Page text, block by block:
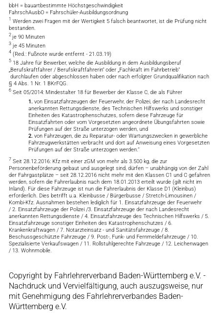
bbH = bauartbestimmte Höchstgeschwindigkeit
FahrschAusbO = Fahrschüler-Ausbildungsordnung
1 Werden zwei Fragen mit der Wertigkeit 5 falsch beantwortet, ist die Prüfung nicht
bestanden.
2 je 90 Minuten
3je 45 Minuten
4(Red.: Fußnote wurde entfernt - 21.03.19)
518 Jahre für Bewerber, welche die Ausbildung in dem Ausbildungsberuf
„Berufskraftfahrer / Berufskraftfahrerin“ oder „Fachkraft im Fahrbetrieb“
durchlaufen oder abgeschlossen haben oder nach erfolgter Grundqualifikation nach
§ 4 Abs. 1 Nr. 1 BKrFQG.
6Seit 05/2014: Mindestalter 18 für Bewerber der Klasse C, die als Führer
1.von Einsatzfahrzeugen der Feuerwehr, der Polizei, der nach Landesrecht
anerkannten Rettungsdienste, des Technischen Hilfswerks und sonstiger
Einheiten des Katastrophenschutzes, sofern diese Fahrzeuge für
Einsatzfahrten oder vom Vorgesetzten angeordnete Übungsfahrten sowie
Prüfungen auf der Straße unterzogen werden, und
2.von Fahrzeugen, die zu Reparatur- oder Wartungszwecken in gewerbliche
Fahrzeugwerkstätten verbracht und dort auf Anweisung eines Vorgesetzten
Prüfungen auf der Straße unterzogen werden.“
7 Seit 28.12.2016: Kfz mit einer zGM von mehr als 3.500 kg, die zur
Personenbeförderung gebaut und ausgelegt sind, dürfen – unabhängig von der Zahl
der Fahrgastplätze – seit 28.12.2016 nicht mehr mit den Klassen C1 und C gefahren
werden, sofern die Fahrerlaubnis nach dem 18.01.2013 erteilt wurde (gilt nicht im
Inland). Für diese Fahrzeuge ist nun die Fahrerlaubnis der Klasse D1 (Kleinbus)
erforderlich. Dies betrifft u.a. Kleinbusse / Bürgerbusse / Stretch-Limousinen /
Kombi-Kfz. Ausnahmen bestehen lediglich für 1. Einsatzfahrzeuge der Feuerwehr
/ 2. Einsatzfahrzeuge der Polizei /3. Einsatzfahrzeuge der nach Landesrecht
anerkannten Rettungsdienste / 4. Einsatzfahrzeuge des Technischen Hilfswerks / 5.
Einsatzfahrzeuge sonstiger Einheiten des Katastrophenschutzes / 6.
Krankenkraftwagen / 7. Notarzteinsatz - und Sanitätsfahrzeuge / 8.
Beschussgeschützte Fahrzeuge / 9. Post-, Funk- und Fernmeldefahrzeuge / 10.
Spezialisierte Verkaufswagen / 11. Rollstuhlgerechte Fahrzeuge / 12. Leichenwagen
/ 13. Wohnmobile.
Copyright by Fahrlehrerverband Baden-Württemberg e.V. -
Nachdruck und Vervielfältigung, auch auszugsweise, nur
mit Genehmigung des Fahrlehrerverbandes Baden-
Württemberg e.V.